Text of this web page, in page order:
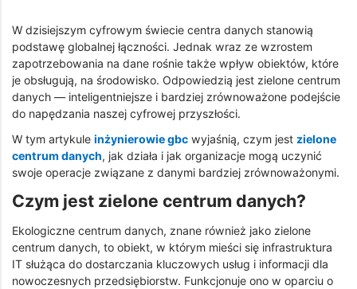
W dzisiejszym cyfrowym świecie centra danych stanowią
podstawę globalnej łączności. Jednak wraz ze wzrostem
zapotrzebowania na dane rośnie także wpływ obiektów, które
je obsługują, na środowisko. Odpowiedzią jest zielone centrum
danych — inteligentniejsze i bardziej zrównoważone podejście
do napędzania naszej cyfrowej przyszłości.
W tym artykule inżynierowie gbc wyjaśnią, czym jest zielone
centrum danych, jak działa i jak organizacje mogą uczynić
swoje operacje związane z danymi bardziej zrównoważonymi.
Czym jest zielone centrum danych?
Ekologiczne centrum danych, znane również jako zielone
centrum danych, to obiekt, w którym mieści się infrastruktura
IT służąca do dostarczania kluczowych usług i informacji dla
nowoczesnych przedsiębiorstw. Funkcjonuje ono w oparciu o